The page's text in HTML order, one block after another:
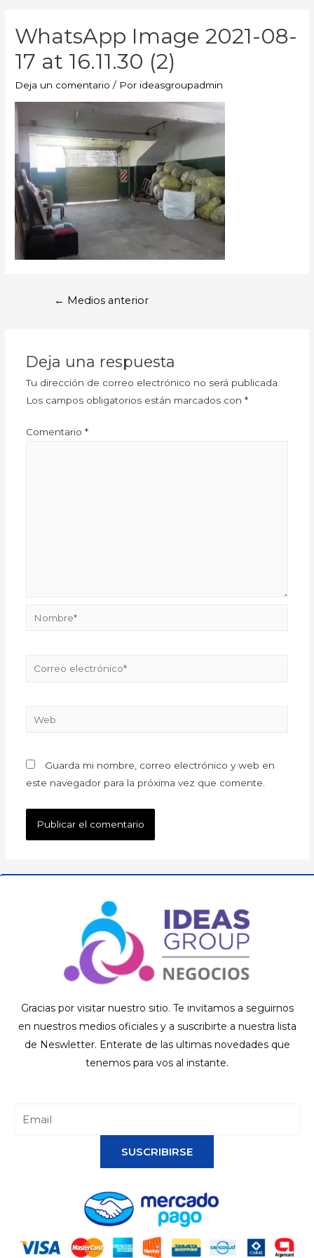
WhatsApp Image 2021-08-
17 at 16.11.30 (2)
Deja un comentario / Por ideasgroupadmin
← Medios anterior
Deja una respuesta
Tu dirección de correo electrónico no será publicada.
Los campos obligatorios están marcados con *
Comentario *
Guarda mi nombre, correo electrónico y web en
este navegador para la próxima vez que comente.
Gracias por visitar nuestro sitio. Te invitamos a seguirnos
en nuestros medios oficiales y a suscribirte a nuestra lista
de Neswletter. Enterate de las ultimas novedades que
tenemos para vos al instante.
SUSCRIBIRSE